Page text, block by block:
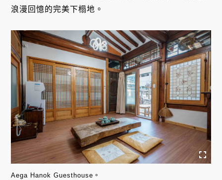
浪漫回憶的完美下榻地。
Aega Hanok Guesthouse。